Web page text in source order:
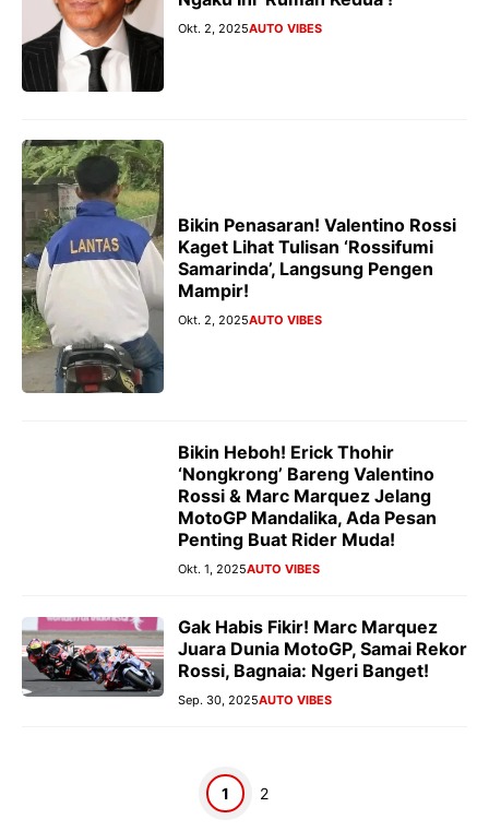
Okt. 2, 2025AUTO VIBES
Bikin Penasaran! Valentino Rossi
Kaget Lihat Tulisan ‘Rossifumi
Samarinda’, Langsung Pengen
Mampir!
Okt. 2, 2025AUTO VIBES
Bikin Heboh! Erick Thohir
‘Nongkrong’ Bareng Valentino
Rossi & Marc Marquez Jelang
MotoGP Mandalika, Ada Pesan
Penting Buat Rider Muda!
Okt. 1, 2025AUTO VIBES
Gak Habis Fikir! Marc Marquez
Juara Dunia MotoGP, Samai Rekor
Rossi, Bagnaia: Ngeri Banget!
Sep. 30, 2025AUTO VIBES
Halaman
1 Halaman
2